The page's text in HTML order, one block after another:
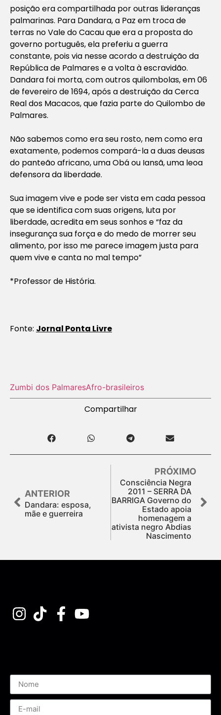
posição era compartilhada por outras lideranças
palmarinas. Para Dandara, a Paz em troca de
terras no Vale do Cacau que era a proposta do
governo português, ela preferiu a guerra
constante, pois via nesse acordo a destruição da
República de Palmares e a volta à escravidão.
Dandara foi morta, com outros quilombolas, em 06
de fevereiro de 1694, após a destruição da Cerca
Real dos Macacos, que fazia parte do Quilombo de
Palmares.
Não sabemos como era seu rosto, nem como era
exatamente, podemos compará-la a duas deusas
do panteão africano, uma Obá ou Iansã, uma leoa
defensora da liberdade.
Sua imagem vive e pode ser vista em cada pessoa
que se identifica com suas origens, luta por
liberdade, acredita em seus sonhos e “faz da
insegurança sua força e do medo de morrer seu
alimento, por isso me parece imagem justa para
quem vive e canta no mal tempo”
*Professor de História.
Fonte: Jornal Ponta Livre
Zumbi dos PalmaresAfro-brasileiros
Compartilhar
ANTERIOR
Dandara: esposa,
mãe e guerreira
PRÓXIMO
Consciência Negra
2011 – SERRA DA
BARRIGA Governo do
Estado apoia
homenagem a
ativista negro Abdias
Nascimento